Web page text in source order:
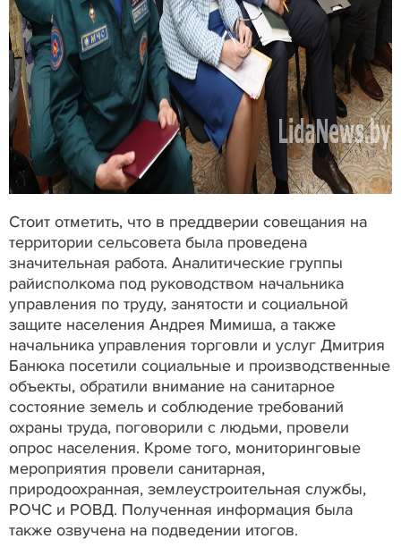
Стоит отметить, что в преддверии совещания на
территории сельсовета была проведена
значительная работа. Аналитические группы
райисполкома под руководством начальника
управления по труду, занятости и социальной
защите населения Андрея Мимиша, а также
начальника управления торговли и услуг Дмитрия
Банюка посетили социальные и производственные
объекты, обратили внимание на санитарное
состояние земель и соблюдение требований
охраны труда, поговорили с людьми, провели
опрос населения. Кроме того, мониторинговые
мероприятия провели санитарная,
природоохранная, землеустроительная службы,
РОЧС и РОВД. Полученная информация была
также озвучена на подведении итогов.